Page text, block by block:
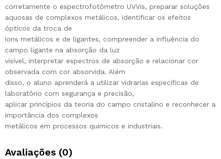
corretamente o espectrofotômetro UVVis, preparar soluções
aquosas de complexos metálicos, identificar os efeitos
ópticos da troca de
íons metálicos e de ligantes, compreender a influência do
campo ligante na absorção da luz
visível, interpretar espectros de absorção e relacionar cor
observada com cor absorvida. Além
disso, o aluno aprenderá a utilizar vidrarias específicas de
laboratório com segurança e precisão,
aplicar princípios da teoria do campo cristalino e reconhecer a
importância dos complexos
metálicos em processos químicos e industriais.
Avaliações (0)